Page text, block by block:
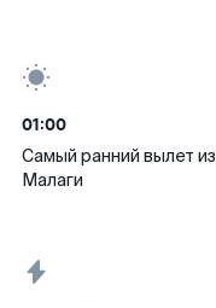
01:00
Самый ранний вылет из
Малаги